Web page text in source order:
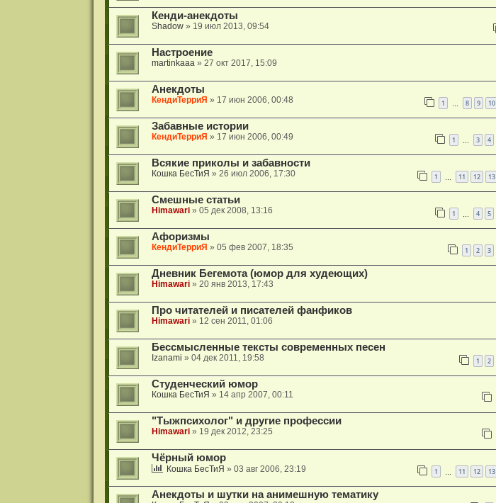
Кенди-анекдоты
Shadow» 19 июл 2013, 09:54
Настроение
martinkaaa » 27 окт 2017, 15:09
Анекдоты
КендиТерриЯ » 17 июн 2006, 00:48 1 8 9 10
Забавные истории
КендиТерриЯ » 17 июн 2006, 00:49 1 3 4
Всякие приколы и забавности
Кошка БесТиЯ » 26 июл 2006, 17:30 1 11 12 13
Смешные статьи
Himawari» 05 дек 2008, 13:16 1 4 5
Афоризмы
КендиТерриЯ » 05 фев 2007, 18:35 1 2 3
Дневник Бегемота (юмор для худеющих)
Himawari» 20 янв 2013, 17:43
Про читателей и писателей фанфиков
Himawari» 12 сен 2011, 01:06
Бессмысленные тексты современных песен
Izanami » 04 дек 2011, 19:58 1 2
Студенческий юмор
Кошка БесТиЯ » 14 апр 2007, 00:11
"Тыжпсихолог" и другие профессии
Himawari» 19 дек 2012, 23:25
Чёрный юмор
Кошка БесТиЯ » 03 авг 2006, 23:19 1 11 12 13
Анекдоты и шутки на анимешную тематику